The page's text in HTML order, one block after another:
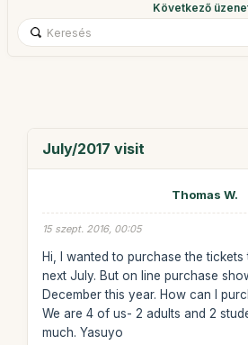
Következő
July/2017 visit
Thomas W.
15 szept. 2016, 00:05
Hi, I wanted to purchase the
next July. But on line purchase
December this year. How can I
We are 4 of us- 2 adults and 2
much. Yasuyo